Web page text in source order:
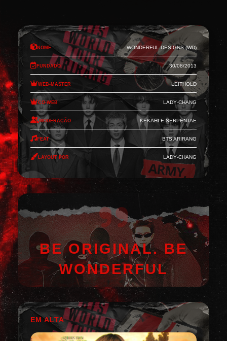
Nome Wonderful Designs (WD)
Fundado 30/08/2013
Web-Master Leithold
Co-Web Lady-Chang
Moderação Kekahi e Serpentae
Feat BTS Arirang
Layout por Lady-Chang
BE ORIGINAL. BE
WONDERFUL
EM ALTA